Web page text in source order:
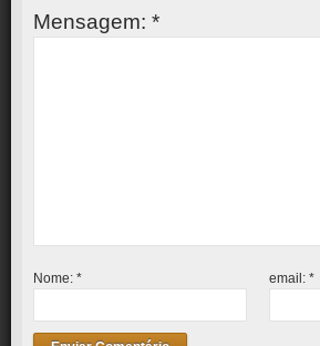
Mensagem: *
Nome: * email:*